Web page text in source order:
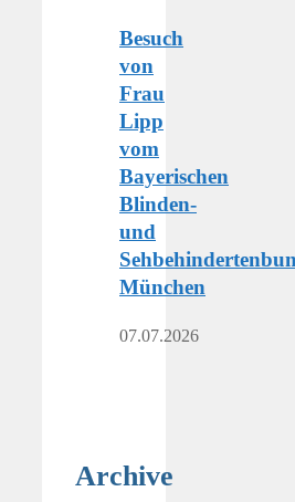
Besuch
von
Frau
Lipp
vom
Bayerischen
Blinden-
und
München
07.07.2026
Archive